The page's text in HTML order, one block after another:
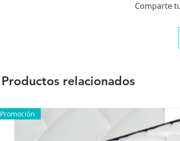
Comparte
Productos relacionados
Promoción